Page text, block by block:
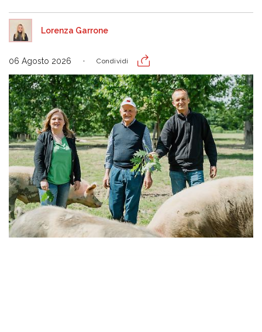
Lorenza Garrone
06 Agosto 2026 Condividi